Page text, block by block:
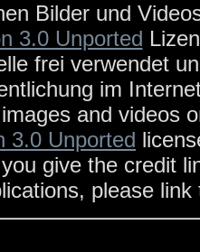
Bilder und
3.0 Unported
frei verwendet
im
and videos
3.0 Unported
give the credit
please